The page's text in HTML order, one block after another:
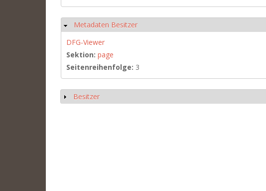
Ausblenden
Metadaten Besitzer
DFG-Viewer
Sektion: page
Seitenreihenfolge: 3
Anzeigen
Besitzer